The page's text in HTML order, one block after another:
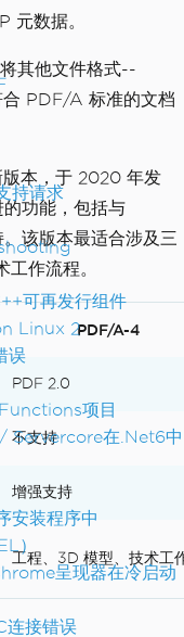
持请求
可再发行组件
Linux 2
误
项目
在.Net6中
安装程序中
）
呈现器在冷启动
连接错误
元数据。
其他文件格式--
PDF/A 标准的文档
本，于 2020 年发
功能，包括与
该版本最适合涉及三
作流程。
PDF/A-4
PDF 2.0
不支持
增强支持
工程、3D 模型、技术工